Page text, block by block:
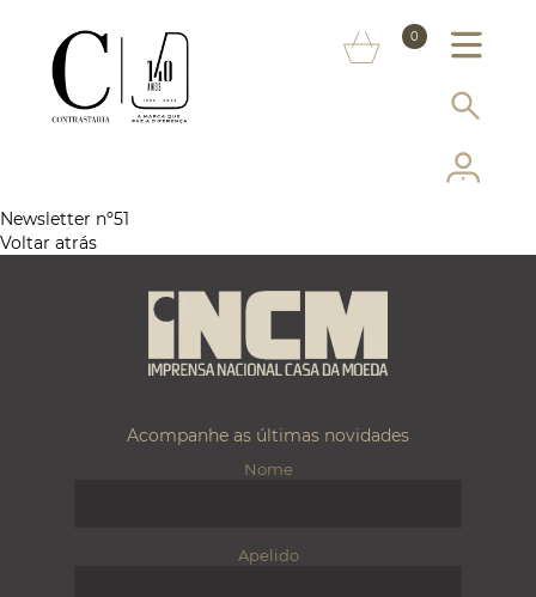
0
INFORMAÇÃO AO CONSUMIDOR
SERVIÇOS
MAIS CONTRASTARIA
LOJA ONLINE
Newsletter nº51
Voltar atrás
Acompanhe as últimas novidades
Nome
Apelido